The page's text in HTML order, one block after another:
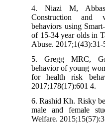
4. Niazi M,
Construction
behaviors using
of 15-34 year olds in
Abuse.
5. Gregg MRC,
behavior of young
for health risk
2017;178(17):601 4.
6. Rashid Kh. Risky
male and female
Welfare.